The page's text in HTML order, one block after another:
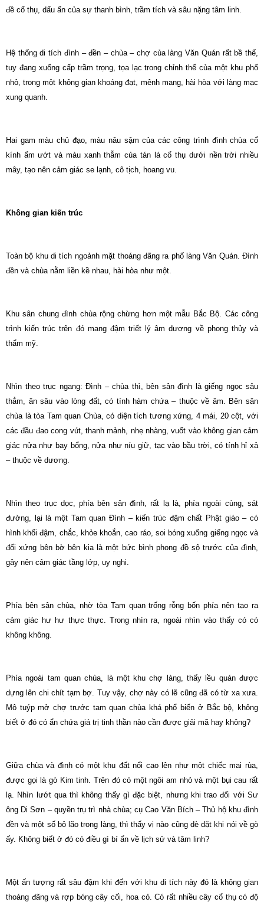
đề cổ thụ, dấu ấn của sự thanh bình, trầm tích và sâu nặng tâm linh.
Hệ thống di tích đình – đền – chùa – chợ của làng Văn Quán rất bề thế,
tuy đang xuống cấp trầm trọng, tọa lạc trong chỉnh thể của một khu phố
nhỏ, trong một không gian khoáng đạt, mênh mang, hài hòa với làng mạc
xung quanh.
Hai gam màu chủ đạo, màu nâu sậm của các công trình đình chùa cổ
kính ẩm ướt và màu xanh thẫm của tán lá cổ thụ dưới nền trời nhiều
mây, tạo nên cảm giác se lạnh, cô tịch, hoang vu.
Không gian kiến trúc
Toàn bộ khu di tích ngoảnh mặt thoáng đãng ra phố làng Văn Quán. Đình
đền và chùa nằm liền kề nhau, hài hòa như một.
Khu sân chung đình chùa rộng chừng hơn một mẫu Bắc Bộ. Các công
trình kiến trúc trên đó mang đậm triết lý âm dương về phong thủy và
thẩm mỹ.
Nhìn theo trục ngang: Đình – chùa thì, bên sân đình là giếng ngọc sâu
thẳm, ăn sâu vào lòng đất, có tính hàm chứa – thuộc về âm. Bên sân
chùa là tòa Tam quan Chùa, có diện tích tương xứng, 4 mái, 20 cột, với
các đầu đao cong vút, thanh mảnh, nhẹ nhàng, vuốt vào không gian cảm
giác nửa như bay bổng, nửa như níu giữ, tạc vào bầu trời, có tính hỉ xả
– thuộc về dương.
Nhìn theo trục dọc, phía bên sân đình, rất lạ là, phía ngoài cùng, sát
đường, lại là một Tam quan Đình – kiến trúc đậm chất Phật giáo – có
hình khối đậm, chắc, khỏe khoắn, cao ráo, soi bóng xuống giếng ngọc và
đối xứng bên bờ bên kia là một bức bình phong đồ sộ trước của đình,
gây nên cảm giác tầng lớp, uy nghi.
Phía bên sân chùa, nhờ tòa Tam quan trống rỗng bốn phía nên tạo ra
cảm giác hư hư thực thực. Trong nhìn ra, ngoài nhìn vào thấy có có
không không.
Phía ngoài tam quan chùa, là một khu chợ làng, thấy lều quán được
dựng lên chi chít tạm bợ. Tuy vậy, chợ này có lẽ cũng đã có từ xa xưa.
Mô tuýp mở chợ trước tam quan chùa khá phổ biến ở Bắc bộ, không
biết ở đó có ẩn chứa giá trị tinh thần nào cần được giải mã hay không?
Giữa chùa và đình có một khu đất nổi cao lên như một chiếc mai rùa,
được gọi là gò Kim tinh. Trên đó có một ngôi am nhỏ và một bụi cau rất
lạ. Nhìn lướt qua thì không thấy gì đặc biệt, nhưng khi trao đổi với Sư
ông Di Sơn – quyền trụ trì nhà chùa; cụ Cao Văn Bích – Thủ hộ khu đình
đền và một số bô lão trong làng, thì thấy vị nào cũng dè dặt khi nói về gò
ấy. Không biết ở đó có điều gì bí ẩn về lịch sử và tâm linh?
Một ấn tượng rất sâu đậm khi đến với khu di tích này đó là không gian
thoáng đãng và rợp bóng cây cối, hoa cỏ. Có rất nhiều cây cổ thụ có độ